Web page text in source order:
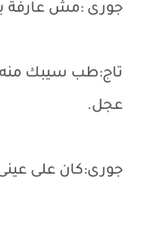
جورى :مش
تاج:طب سيبك منه
عجل.
جورى:كان على